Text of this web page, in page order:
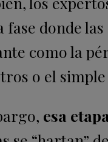
donde
como la
o el
esa